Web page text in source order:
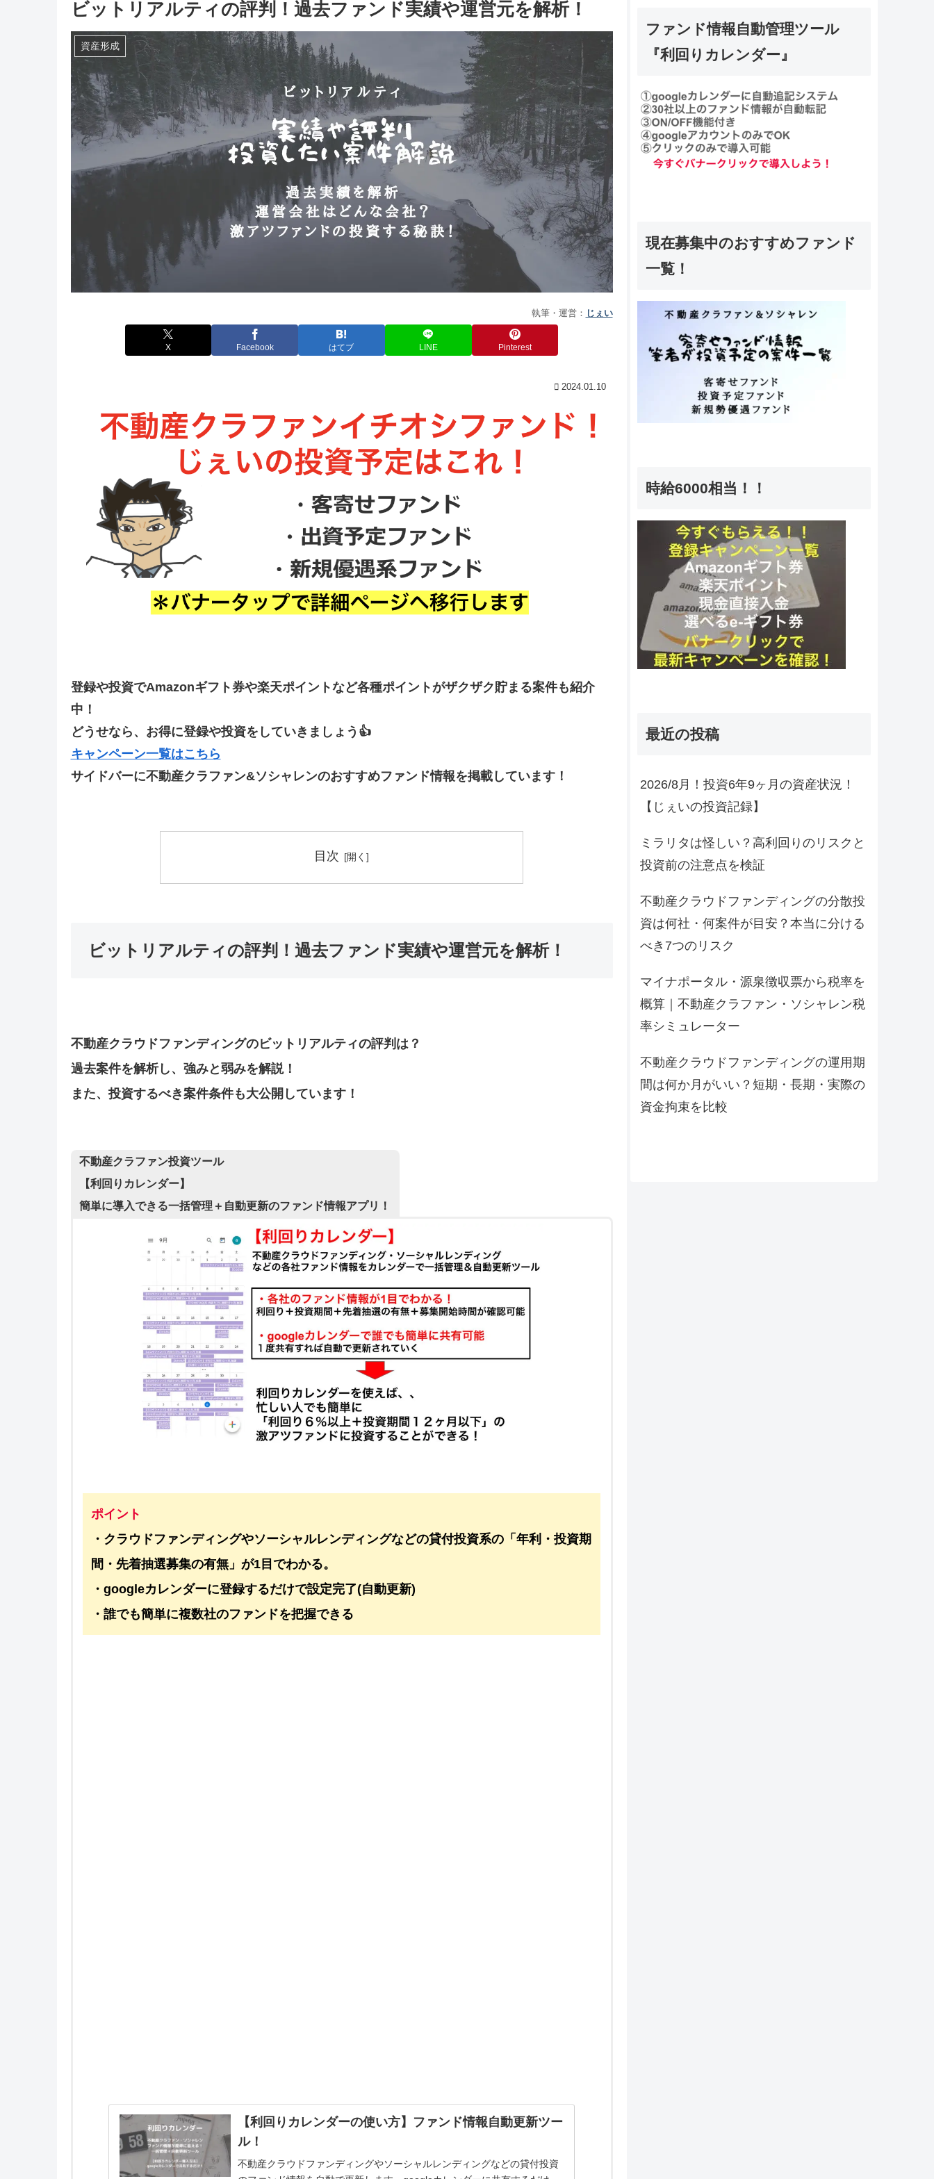
ビットリアルティの評判！過去ファンド実績や運営元を解析！
資産形成
執筆・運営： じぇい
X Facebook はてブ LINE Pinterest
2024.01.10
登録や投資でAmazonギフト券や楽天ポイントなど各種ポイントがザクザク貯まる案件も紹介
中！
どうせなら、お得に登録や投資をしていきましょう👍
キャンペーン一覧はこちら
サイドバーに不動産クラファン&ソシャレンのおすすめファンド情報を掲載しています！
目次
ビットリアルティの評判！過去ファンド実績や運営元を解析！
不動産クラウドファンディングのビットリアルティの評判は？
過去案件を解析し、強みと弱みを解説！
また、投資するべき案件条件も大公開しています！
不動産クラファン投資ツール
【利回りカレンダー】
簡単に導入できる一括管理＋自動更新のファンド情報アプリ！
ポイント
・クラウドファンディングやソーシャルレンディングなどの貸付投資系の「年利・投資期
間・先着抽選募集の有無」が1目でわかる。
・googleカレンダーに登録するだけで設定完了(自動更新)
・誰でも簡単に複数社のファンドを把握できる
【利回りカレンダーの使い方】ファンド情報自動更新ツー
ル！
不動産クラウドファンディングやソーシャルレンディングなどの貸付投資
ファンド情報自動管理ツール
『利回りカレンダー』
現在募集中のおすすめファンド
一覧！
時給6000相当！！
最近の投稿
2026/8月！投資6年9ヶ月の資産状況！
【じぇいの投資記録】
ミラリタは怪しい？高利回りのリスクと
投資前の注意点を検証
不動産クラウドファンディングの分散投
資は何社・何案件が目安？本当に分ける
べき7つのリスク
マイナポータル・源泉徴収票から税率を
概算｜不動産クラファン・ソシャレン税
率シミュレーター
不動産クラウドファンディングの運用期
間は何か月がいい？短期・長期・実際の
資金拘束を比較